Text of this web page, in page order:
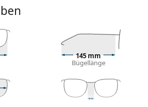
des Rahmens passt perfekt zu
und roten, grauen, weißen oder
Menschen mit einer runden, ovalen
Gesichtsform.
145 mm
Bügellänge